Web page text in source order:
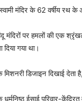
स्वामी मंदिर के 62 वर्षीय
मंदिरों पर हमलों की एक
गया था।
मिशनरी डिजाइन दिखाई
ईसाई परिवार-